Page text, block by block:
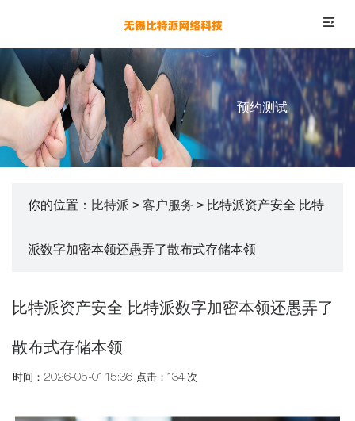
预约测试
你的位置： 比特派 > 客户服务 > 比特派资产安全 比特
派数字加密本领还愚弄了散布式存储本领
比特派资产安全 比特派数字加密本领还愚弄了
散布式存储本领
时间：2026-05-01 15:36 点击：134 次